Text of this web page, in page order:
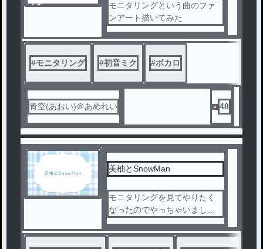
ノベ
モニタリングという曲のファ
ンアート描いてみた
#モニタリング #初音ミク #ボカロ
青空(あおい)＠あめれい 48
美柚とSnowMan
モニタリングを見てやりたく
なったのでやっちゃいました(ﾉ
≧ڡ≦)☆